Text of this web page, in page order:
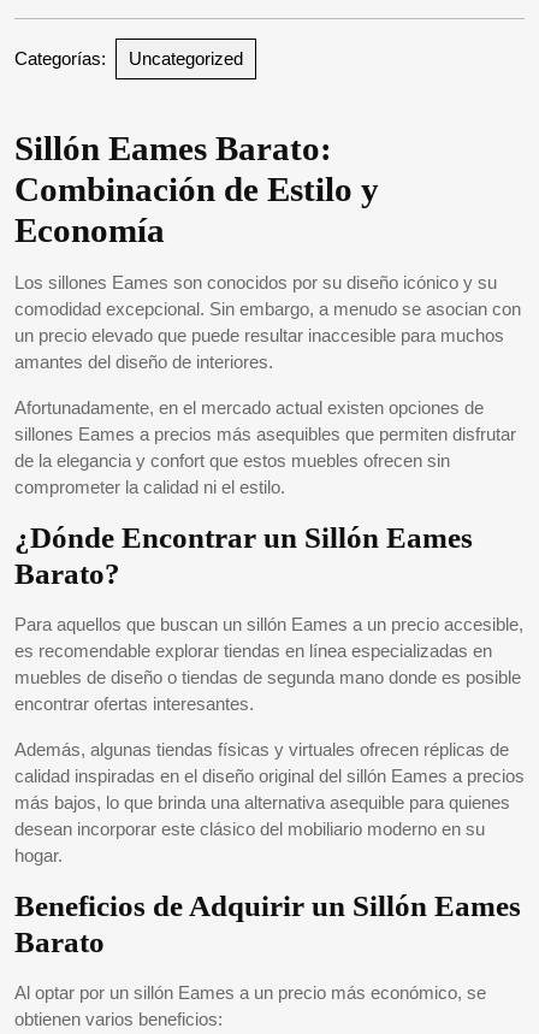
Categorías: Uncategorized
Sillón Eames Barato:
Combinación de Estilo y
Economía
Los sillones Eames son conocidos por su diseño icónico y su
comodidad excepcional. Sin embargo, a menudo se asocian con
un precio elevado que puede resultar inaccesible para muchos
amantes del diseño de interiores.
Afortunadamente, en el mercado actual existen opciones de
sillones Eames a precios más asequibles que permiten disfrutar
de la elegancia y confort que estos muebles ofrecen sin
comprometer la calidad ni el estilo.
¿Dónde Encontrar un Sillón Eames
Barato?
Para aquellos que buscan un sillón Eames a un precio accesible,
es recomendable explorar tiendas en línea especializadas en
muebles de diseño o tiendas de segunda mano donde es posible
encontrar ofertas interesantes.
Además, algunas tiendas físicas y virtuales ofrecen réplicas de
calidad inspiradas en el diseño original del sillón Eames a precios
más bajos, lo que brinda una alternativa asequible para quienes
desean incorporar este clásico del mobiliario moderno en su
hogar.
Beneficios de Adquirir un Sillón Eames
Barato
Al optar por un sillón Eames a un precio más económico, se
obtienen varios beneficios: